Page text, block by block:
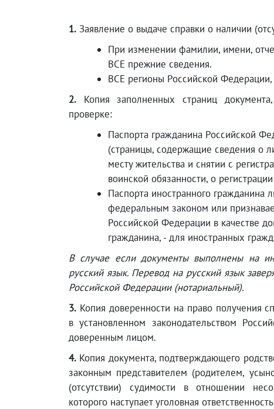
1. Заявление о выдаче справки о наличии
При изменении фамилии, имени,
ВСЕ прежние сведения.
ВСЕ регионы Российской
2. Копия заполненных страниц
проверке:
Паспорта гражданина Российской
(страницы, содержащие сведения о
месту жительства и снятии с
воинской обязанности, о
Паспорта иностранного гражданина
федеральным законом или
Российской Федерации в качестве
гражданина, - для иностранных
В случае если документы выполнены на
русский язык. Перевод на русский язык
Российской Федерации (нотариальный).
3. Копия доверенности на право получения
в установленном законодательством
доверенным лицом.
4. Копия документа, подтверждающего
законным представителем (родителем,
(отсутствии) судимости в отношении
которого наступает уголовная